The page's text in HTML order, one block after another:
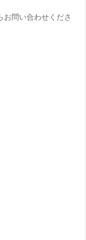
問い合わせくださ